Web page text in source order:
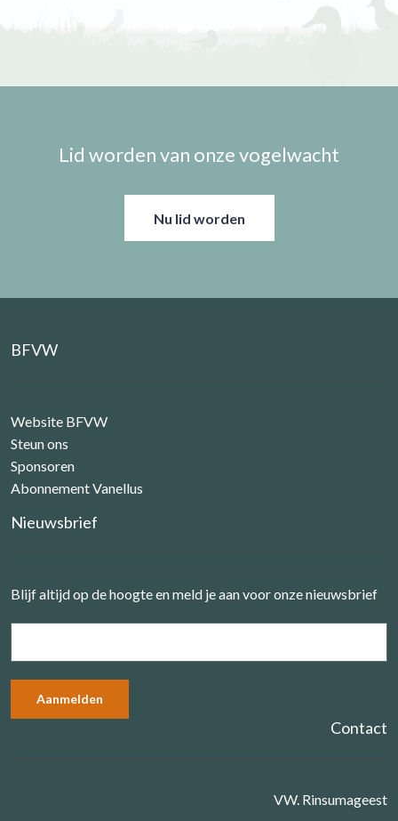
Lid worden van onze vogelwacht
Nu lid worden
BFVW
Website BFVW
Steun ons
Sponsoren
Abonnement Vanellus
Nieuwsbrief
Blijf altijd op de hoogte en meld je aan voor onze nieuwsbrief
Contact
VW. Rinsumageest